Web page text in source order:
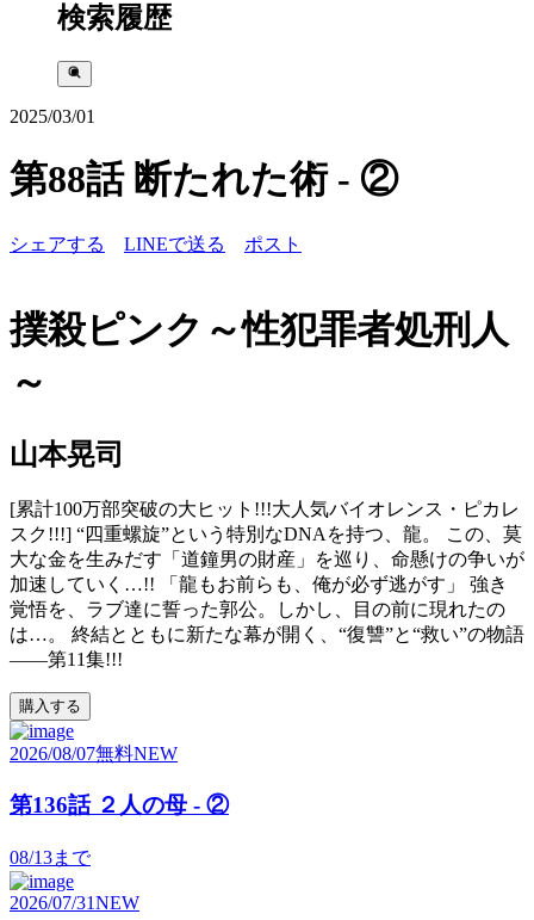
検索履歴
2025/03/01
第88話 断たれた術 - ②
シェアする LINEで送る ポスト
撲殺ピンク～性犯罪者処刑人
～
山本晃司
[累計100万部突破の大ヒット!!!大人気バイオレンス・ピカレ
スク!!!] “四重螺旋”という特別なDNAを持つ、龍。 この、莫
大な金を生みだす「道鐘男の財産」を巡り、命懸けの争いが
加速していく…!! 「龍もお前らも、俺が必ず逃がす」 強き
覚悟を、ラブ達に誓った郭公。しかし、目の前に現れたの
は…。 終結とともに新たな幕が開く、“復讐”と“救い”の物語
――第11集!!!
購入する
2026/08/07無料NEW
第136話 ２人の母 - ②
08/13まで
2026/07/31NEW